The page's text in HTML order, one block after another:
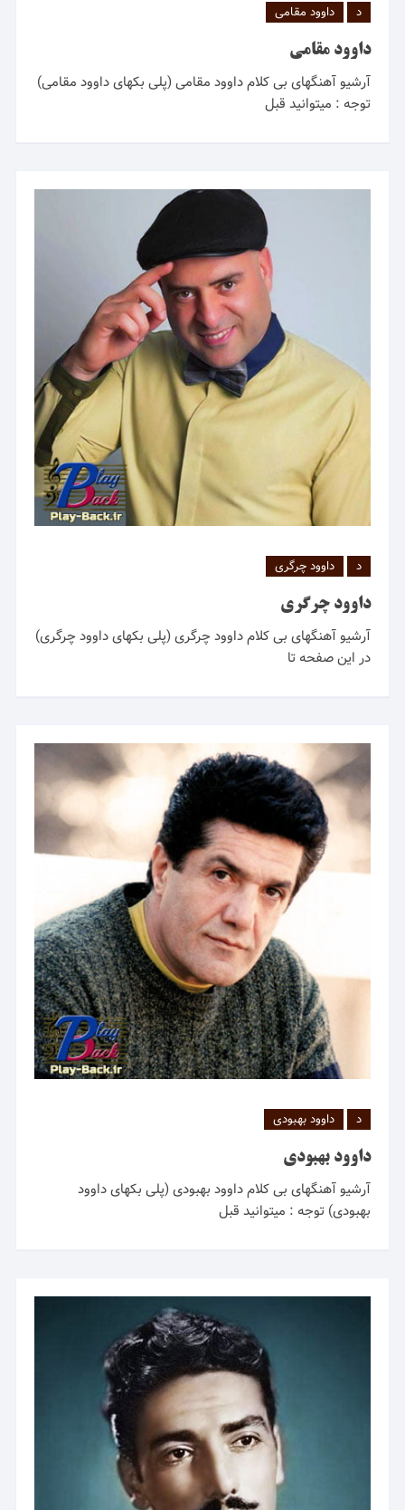
د داوود مقامی
داوود مقامی
آرشیو آهنگهای بی کلام داوود مقامی (پلی بکهای داوود مقامی)
توجه : میتوانید قبل
د داوود چرگری
داوود چرگری
آرشیو آهنگهای بی کلام داوود چرگری (پلی بکهای داوود چرگری)
در این صفحه تا
د داوود بهبودی
داوود بهبودی
آرشیو آهنگهای بی کلام داوود بهبودی (پلی بکهای داوود
بهبودی) توجه : میتوانید قبل